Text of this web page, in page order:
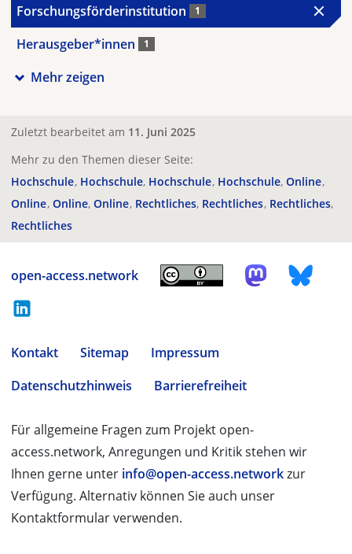
Forschungsförderinstitution 1
Herausgeber*innen 1
Mehr zeigen
Zuletzt bearbeitet am 11. Juni 2025
Mehr zu den Themen dieser Seite:
Hochschule Hochschule Hochschule Hochschule Online
Online Online Online Rechtliches Rechtliches Rechtliches
Rechtliches
open-access.network
Kontakt Sitemap
Impressum
Datenschutzhinweis
Barrierefreiheit
Für allgemeine Fragen zum Projekt open-
access.network, Anregungen und Kritik stehen wir
Ihnen gerne unter info@open-access.networkzur
Verfügung. Alternativ können Sie auch unser
Kontaktformular verwenden.